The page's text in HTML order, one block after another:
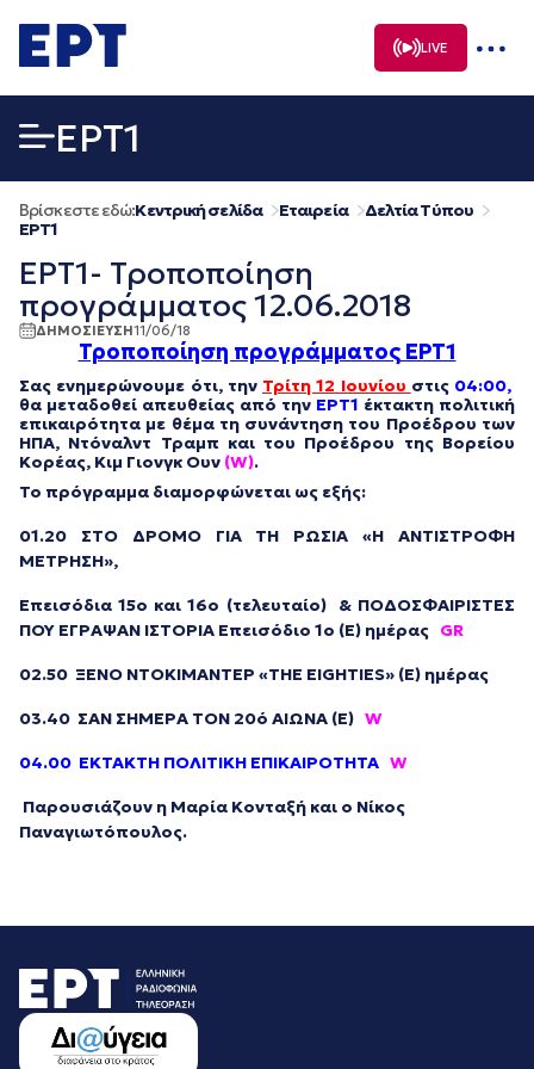
σε
περιεχόμενο
LIVE
EΡΤ1
Βρίσκεστε εδώ:Κεντρική σελίδα Εταιρεία
Δελτία Τύπου
EΡΤ1
ΕΡΤ1- Τροποποίηση
προγράμματος 12.06.2018
ΔΗΜΟΣΙΕΥΣΗ11/06/18
Τροποποίηση προγράμματος ΕΡΤ1
Σας ενημερώνουμε ότι, την Τρίτη 12 Ιουνίου στις 04:00,
θα μεταδοθεί απευθείας από την ΕΡΤ1 έκτακτη πολιτική
επικαιρότητα με θέμα τη συνάντηση του Προέδρου των
ΗΠΑ, Ντόναλντ Τραμπ και του Προέδρου της Βορείου
Κορέας, Κιμ Γιονγκ Ουν (W).
Το πρόγραμμα διαμορφώνεται ως εξής:
01.20 ΣΤΟ ΔΡΟΜΟ ΓΙΑ ΤΗ ΡΩΣΙΑ «Η ΑΝΤΙΣΤΡΟΦΗ
ΜΕΤΡΗΣΗ»,
Επεισόδια 15ο και 16ο (τελευταίο) & ΠΟΔΟΣΦΑΙΡΙΣΤΕΣ
ΠΟΥ ΕΓΡΑΨΑΝ ΙΣΤΟΡΙΑ Επεισόδιο 1ο (Ε) ημέρας GR
02.50 ΞΕΝΟ ΝΤΟΚΙΜΑΝΤΕΡ «THE EIGHTIES» (Ε) ημέρας
03.40 ΣΑΝ ΣΗΜΕΡΑ ΤΟΝ 20ό ΑΙΩΝΑ (Ε) W
04.00 ΕΚΤΑΚΤΗ ΠΟΛΙΤΙΚΗ ΕΠΙΚΑΙΡΟΤΗΤΑ W
Παρουσιάζουν η Μαρία Κονταξή και ο Νίκος
Παναγιωτόπουλος.